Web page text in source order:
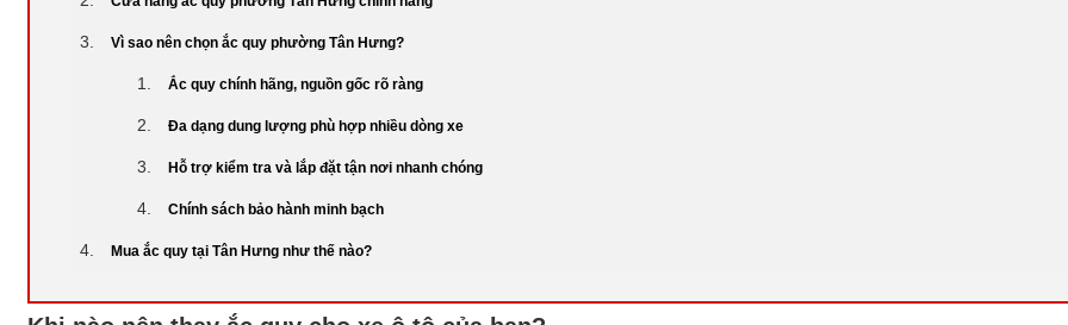
Vì sao nên chọn ắc quy phường Tân Hưng?
Ắc quy chính hãng, nguồn gốc rõ ràng
Đa dạng dung lượng phù hợp nhiều dòng xe
Hỗ trợ kiểm tra và lắp đặt tận nơi nhanh chóng
Chính sách bảo hành minh bạch
Mua ắc quy tại Tân Hưng như thế nào?